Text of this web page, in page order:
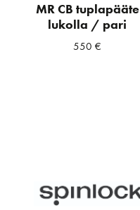
MR CB tuplapääte
lukolla / pari
550€